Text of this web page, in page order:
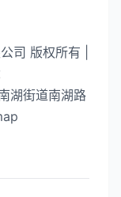
司 版权所有 |
湖街道南湖路